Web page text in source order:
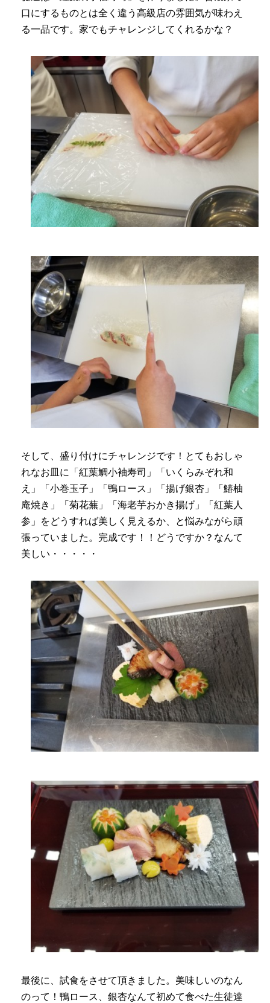
口にするものとは全く違う高級店の雰囲気が味わえ
る一品です。家でもチャレンジしてくれるかな？
そして、盛り付けにチャレンジです！とてもおしゃ
れなお皿に「紅葉鯛小袖寿司」「いくらみぞれ和
え」「小巻玉子」「鴨ロース」「揚げ銀杏」「鰆柚
庵焼き」「菊花蕪」「海老芋おかき揚げ」「紅葉人
参」をどうすれば美しく見えるか、と悩みながら頑
張っていました。完成です！！どうですか？なんて
美しい・・・・・
最後に、試食をさせて頂きました。美味しいのなん
のって！鴨ロース、銀杏なんて初めて食べた生徒達